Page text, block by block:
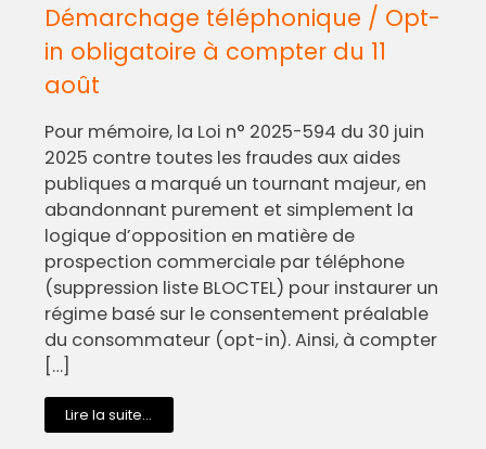
Démarchage téléphonique / Opt-
in obligatoire à compter du 11
août
Pour mémoire, la Loi n° 2025-594 du 30 juin
2025 contre toutes les fraudes aux aides
publiques a marqué un tournant majeur, en
abandonnant purement et simplement la
logique d’opposition en matière de
prospection commerciale par téléphone
(suppression liste BLOCTEL) pour instaurer un
régime basé sur le consentement préalable
du consommateur (opt-in). Ainsi, à compter
[…]
Lire la suite...